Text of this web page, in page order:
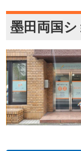
墨田両国